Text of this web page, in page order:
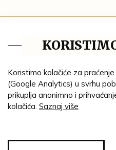
Impresum
Ustanove
Lenta vremena
Genealogija
Koristimo kolačiće za
(Google Analytics) u svrhu
prikuplja anonimno i
kolačića. Saznaj više